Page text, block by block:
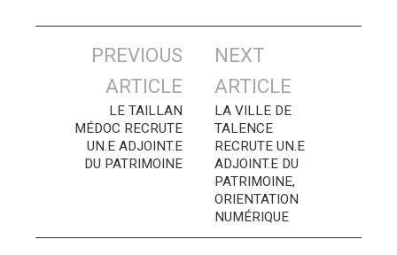
Navigation
articles
PREVIOUS
ARTICLE
LE TAILLAN
MÉDOC RECRUTE
UN.E ADJOINT.E
DU PATRIMOINE
NEXT
ARTICLE
LA VILLE DE
TALENCE
RECRUTE UN.E
ADJOINT.E DU
PATRIMOINE,
ORIENTATION
NUMÉRIQUE